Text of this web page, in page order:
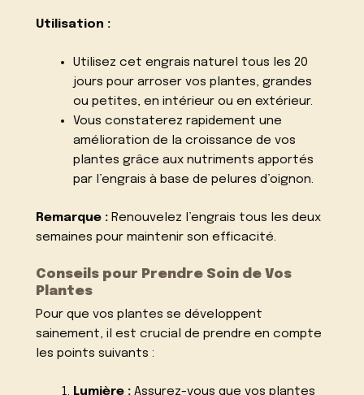
Utilisation :
Utilisez cet engrais naturel tous les 20
jours pour arroser vos plantes, grandes
ou petites, en intérieur ou en extérieur.
Vous constaterez rapidement une
amélioration de la croissance de vos
plantes grâce aux nutriments apportés
par l’engrais à base de pelures d’oignon.
Remarque : Renouvelez l’engrais tous les deux
semaines pour maintenir son efficacité.
Conseils pour Prendre Soin de Vos
Plantes
Pour que vos plantes se développent
sainement, il est crucial de prendre en compte
les points suivants :
Lumière :Assurez-vous que vos plantes